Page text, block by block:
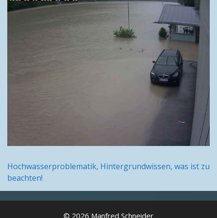
Hochwasserproblematik, Hintergrundwissen, was ist zu
beachten!
© 2026 Manfred Schneider